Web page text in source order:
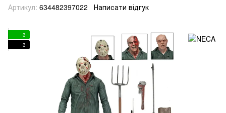
Артикул: 634482397022 Написати відгук
3
3